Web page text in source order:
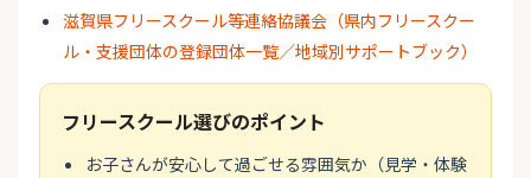
滋賀県フリースクール等連絡協議会（県内フリースクー
ル・支援団体の登録団体一覧／地域別サポートブック）
フリースクール選びのポイント
お子さんが安心して過ごせる雰囲気か（見学・体験